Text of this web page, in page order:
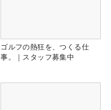
ゴルフの熱狂を、つくる仕
事。｜スタッフ募集中